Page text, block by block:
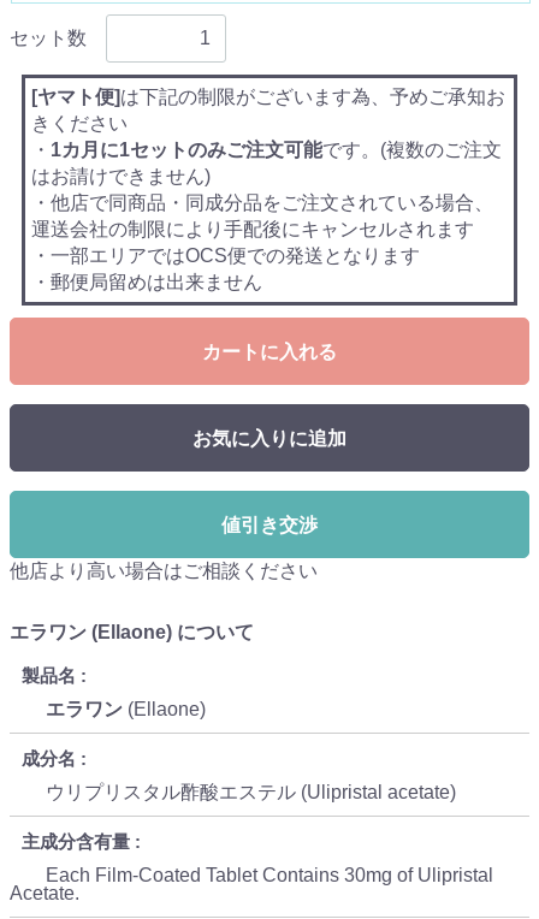
セット数
[ヤマト便]は下記の制限がございます為、予めご承知お
きください
・ 1カ月に1セットのみご注文可能です。(複数のご注文
はお請けできません)
・他店で同商品・同成分品をご注文されている場合、
運送会社の制限により手配後にキャンセルされます
・一部エリアではOCS便での発送となります
・郵便局留めは出来ません
カートに入れる
お気に入りに追加
値引き交渉
他店より高い場合はご相談ください
エラワン (Ellaone) について
製品名
エラワン (Ellaone)
成分名
ウリプリスタル酢酸エステル (Ulipristal acetate)
主成分含有量
Each Film-Coated Tablet Contains 30mg of Ulipristal
Acetate.